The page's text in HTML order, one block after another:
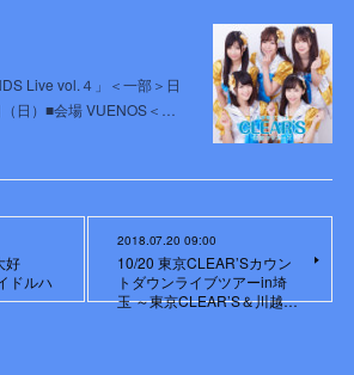
Live vol.４」＜一部＞日
日）■会場 VUENOS＜…
好
ドルハ
2018.07.20 09:00
10/20 東京CLEAR’Sカウン
トダウンライブツアーin埼
玉 ～東京CLEAR’S＆川越…